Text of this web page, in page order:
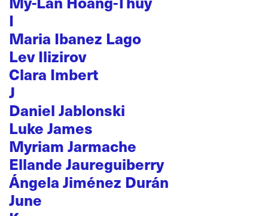
I
Maria Ibanez Lago
Lev Ilizirov
Clara Imbert
J
Daniel Jablonski
Luke James
Myriam Jarmache
Ellande Jaureguiberry
Ángela Jiménez Durán
June